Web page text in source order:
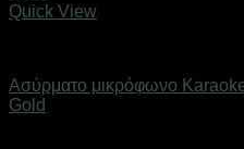
Quick View
Ασύρματο μικρόφωνο
Gold